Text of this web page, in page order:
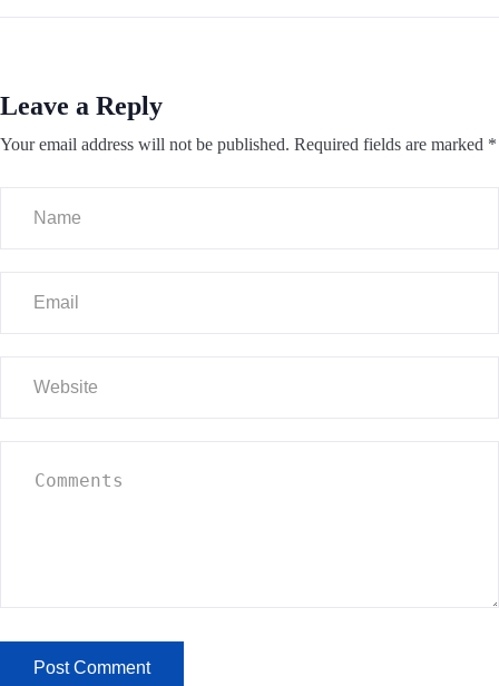
Leave a Reply
Your email address will not be published. Required fields are marked *